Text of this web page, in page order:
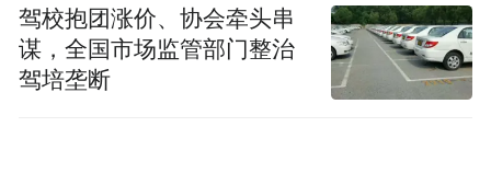
驾校抱团涨价、协会牵头串
谋，全国市场监管部门整治
驾培垄断